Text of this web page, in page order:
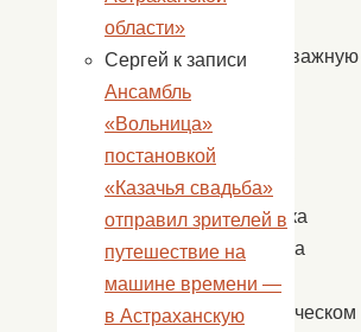
времена.
Немаловажную
праздник
Дня
защитника
Отечества
в
патриотическом
области»
Сергей к записи
Ансамбль
«Вольница»
постановкой
«Казачья свадьба»
отправил зрителей в
путешествие на
машине времени —
в Астраханскую